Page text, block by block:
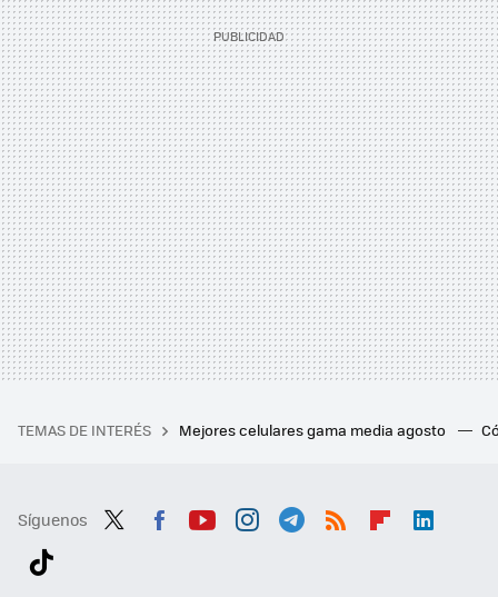
TEMAS DE INTERÉS Mejores celulares gama media agosto
Síguenos